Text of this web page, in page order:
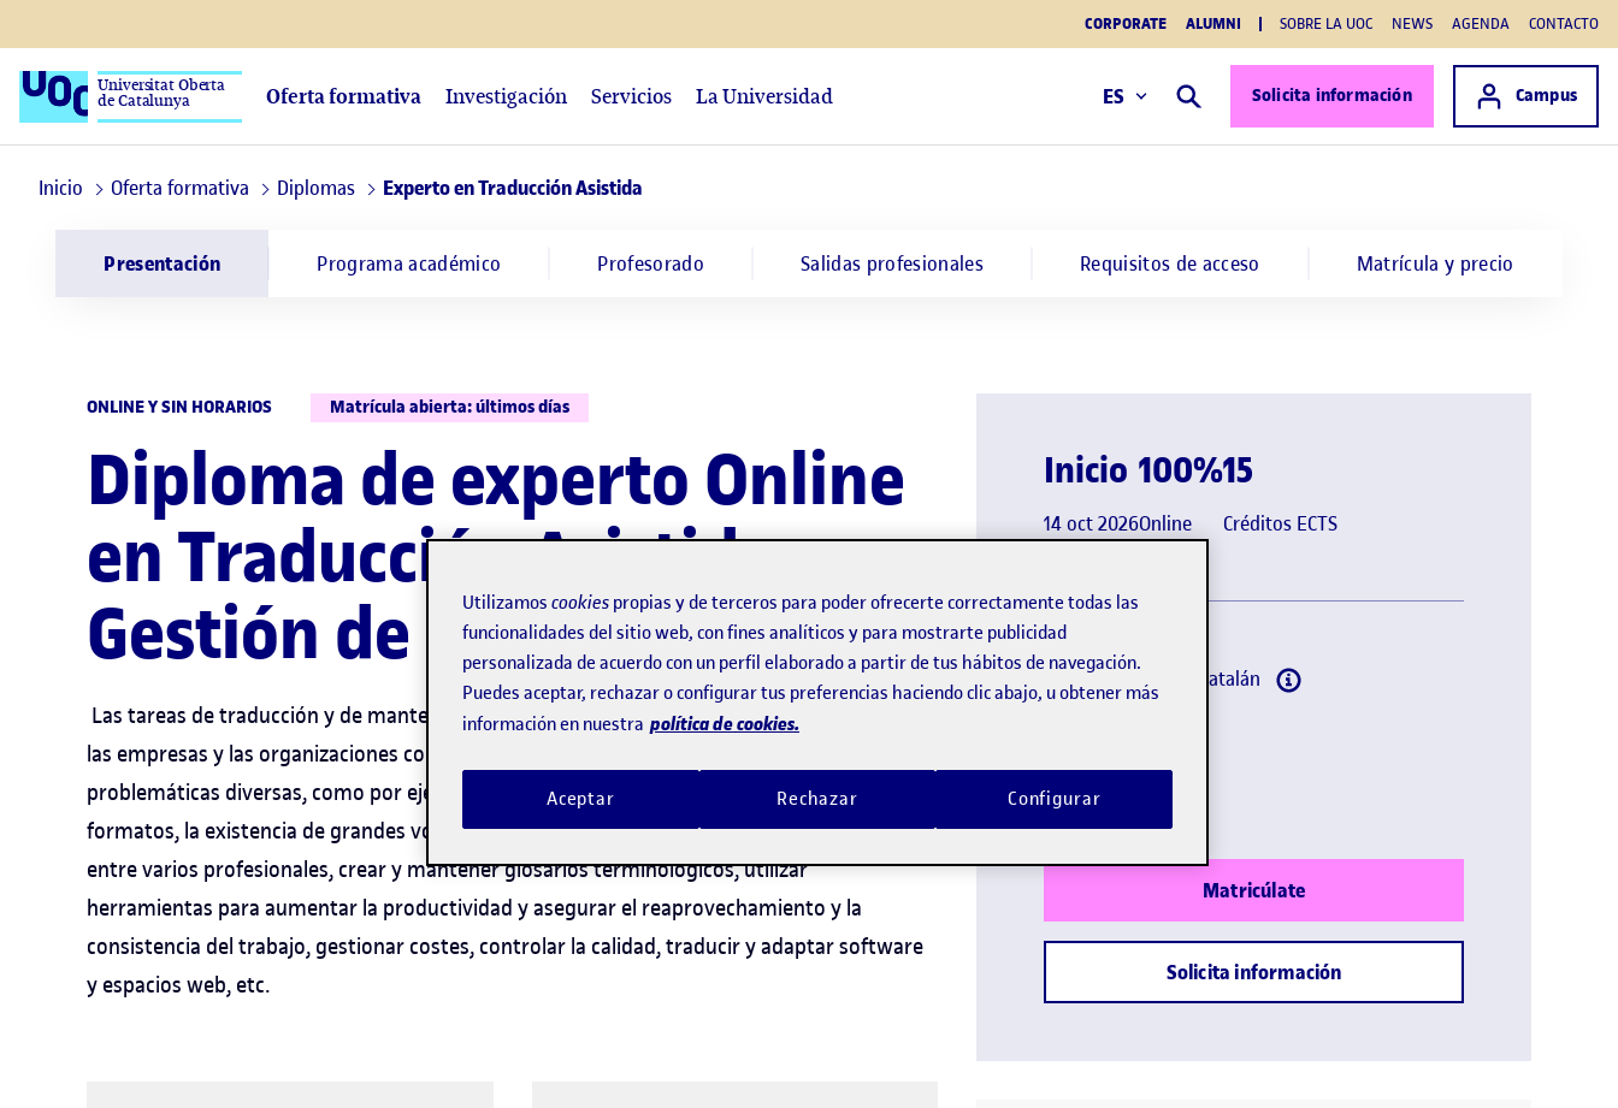
CORPORATE ALUMNI SOBRE LA UOC NEWS AGENDA CONTACTO
Universitat Oberta
de Catalunya Buscar Solicita información Acceso a
Campus
Oferta formativa Investigación Servicios La Universidad ES
Inicio Oferta formativa Diplomas Experto en Traducción Asistida
Presentación Programa académico Profesorado Salidas profesionales Requisitos de acceso Matrícula y precio
ONLINE Y SIN HORARIOS Matrícula abierta: últimos días
Diploma de experto Online
en Traducción Asistida y
Gestión de Proyectos
Las tareas de traducción y de mantenimiento de versiones multilingües de documentos en
las empresas y las organizaciones constituyen un problema complejo que implica
problemáticas diversas, como por ejemplo tratar y transformar una gran diversidad de
formatos, la existencia de grandes volúmenes de texto que obligan a distribuir el trabajo
entre varios profesionales, crear y mantener glosarios terminológicos, utilizar
herramientas para aumentar la productividad y asegurar el reaprovechamiento y la
consistencia del trabajo, gestionar costes, controlar la calidad, traducir y adaptar software
y espacios web, etc.
Inicio
14 oct 2026
100%
Online
15
Créditos ECTS
Idiomas:
Español, Catalán
Duración :
Matricúlate
Solicita información
Utilizamos cookies propias y de terceros para poder ofrecerte correctamente todas las
funcionalidades del sitio web, con fines analíticos y para mostrarte publicidad
personalizada de acuerdo con un perfil elaborado a partir de tus hábitos de navegación.
Puedes aceptar, rechazar o configurar tus preferencias haciendo clic abajo, u obtener más
información en nuestra política de cookies.
Rechazar
Aceptar Configurar